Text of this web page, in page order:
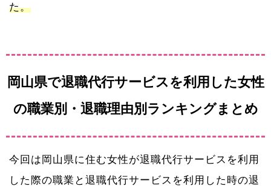
た。
岡山県で退職代行サービスを利用した女性
の職業別・退職理由別ランキングまとめ
今回は岡山県に住む女性が退職代行サービスを利用
した際の職業と退職代行サービスを利用した時の退